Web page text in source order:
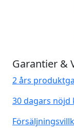
Garantier &
2 års
30 dagars